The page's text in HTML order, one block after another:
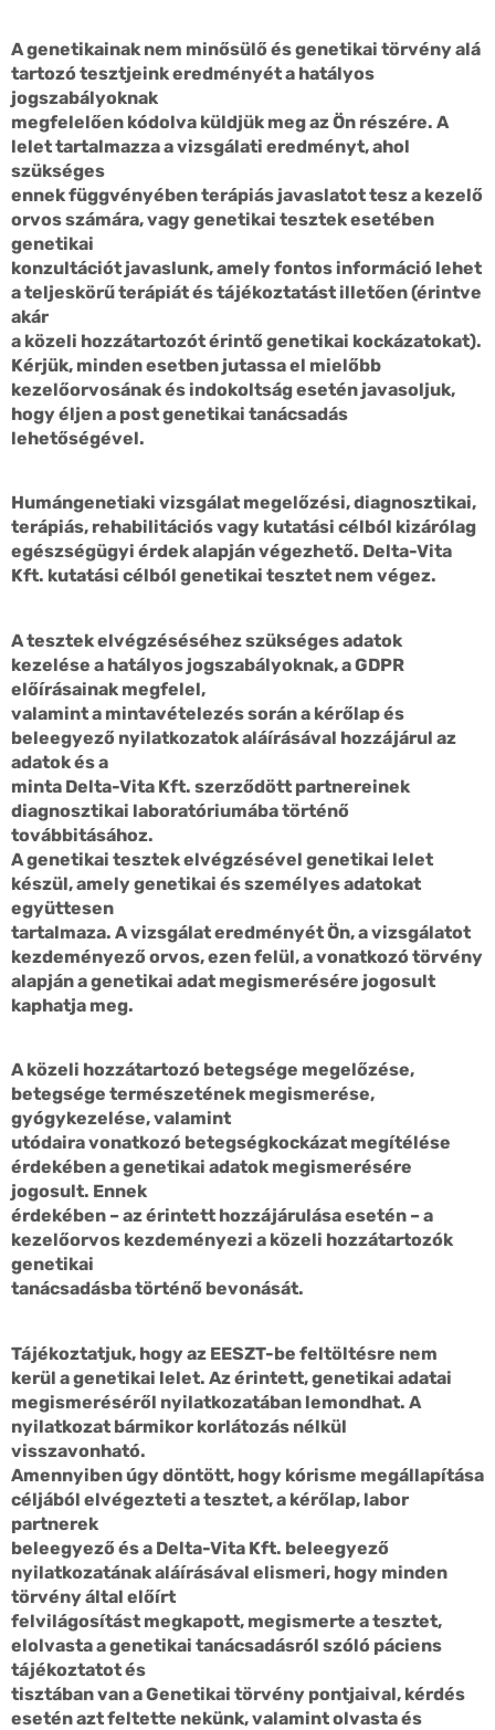
A genetikainak nem minősülő és genetikai törvény alá
tartozó tesztjeink eredményét a hatályos
jogszabályoknak
megfelelően kódolva küldjük meg az Ön részére. A
lelet tartalmazza a vizsgálati eredményt, ahol
szükséges
ennek függvényében terápiás javaslatot tesz a kezelő
orvos számára, vagy genetikai tesztek esetében
genetikai
konzultációt javaslunk, amely fontos információ lehet
a teljeskörű terápiát és tájékoztatást illetően (érintve
akár
a közeli hozzátartozót érintő genetikai kockázatokat).
Kérjük, minden esetben jutassa el mielőbb
kezelőorvosának és indokoltság esetén javasoljuk,
hogy éljen a post genetikai tanácsadás
lehetőségével.
Humángenetiaki vizsgálat megelőzési, diagnosztikai,
terápiás, rehabilitációs vagy kutatási célból kizárólag
egészségügyi érdek alapján végezhető. Delta-Vita
Kft. kutatási célból genetikai tesztet nem végez.
A tesztek elvégzéséséhez szükséges adatok
kezelése a hatályos jogszabályoknak, a GDPR
előírásainak megfelel,
valamint a mintavételezés során a kérőlap és
beleegyező nyilatkozatok aláírásával hozzájárul az
adatok és a
minta Delta-Vita Kft. szerződött partnereinek
diagnosztikai laboratóriumába történő
továbbitásához.
A genetikai tesztek elvégzésével genetikai lelet
készül, amely genetikai és személyes adatokat
együttesen
tartalmaza. A vizsgálat eredményét Ön, a vizsgálatot
kezdeményező orvos, ezen felül, a vonatkozó törvény
alapján a genetikai adat megismerésére jogosult
kaphatja meg.
A közeli hozzátartozó betegsége megelőzése,
betegsége természetének megismerése,
gyógykezelése, valamint
utódaira vonatkozó betegségkockázat megítélése
érdekében a genetikai adatok megismerésére
jogosult. Ennek
érdekében – az érintett hozzájárulása esetén – a
kezelőorvos kezdeményezi a közeli hozzátartozók
genetikai
tanácsadásba történő bevonását.
Tájékoztatjuk, hogy az EESZT-be feltöltésre nem
kerül a genetikai lelet. Az érintett, genetikai adatai
megismeréséről nyilatkozatában lemondhat. A
nyilatkozat bármikor korlátozás nélkül
visszavonható.
Amennyiben úgy döntött, hogy kórisme megállapítása
céljából elvégezteti a tesztet, a kérőlap, labor
partnerek
beleegyező és a Delta-Vita Kft. beleegyező
nyilatkozatának aláírásával elismeri, hogy minden
törvény által előírt
felvilágosítást megkapott, megismerte a tesztet,
elolvasta a genetikai tanácsadásról szóló páciens
tájékoztatot és
tisztában van a Genetikai törvény pontjaival, kérdés
esetén azt feltette nekünk, valamint olvasta és